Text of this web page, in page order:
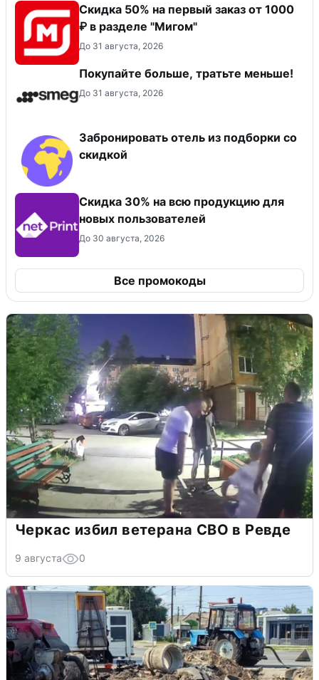
Скидка 50% на первый заказ от 1000
₽ в разделе "Мигом"
До 31 августа, 2026
Покупайте больше, тратьте меньше!
До 31 августа, 2026
Забронировать отель из подборки со
скидкой
Скидка 30% на всю продукцию для
новых пользователей
До 30 августа, 2026
Все промокоды
Черкас избил ветерана СВО в Ревде
9 августа 0